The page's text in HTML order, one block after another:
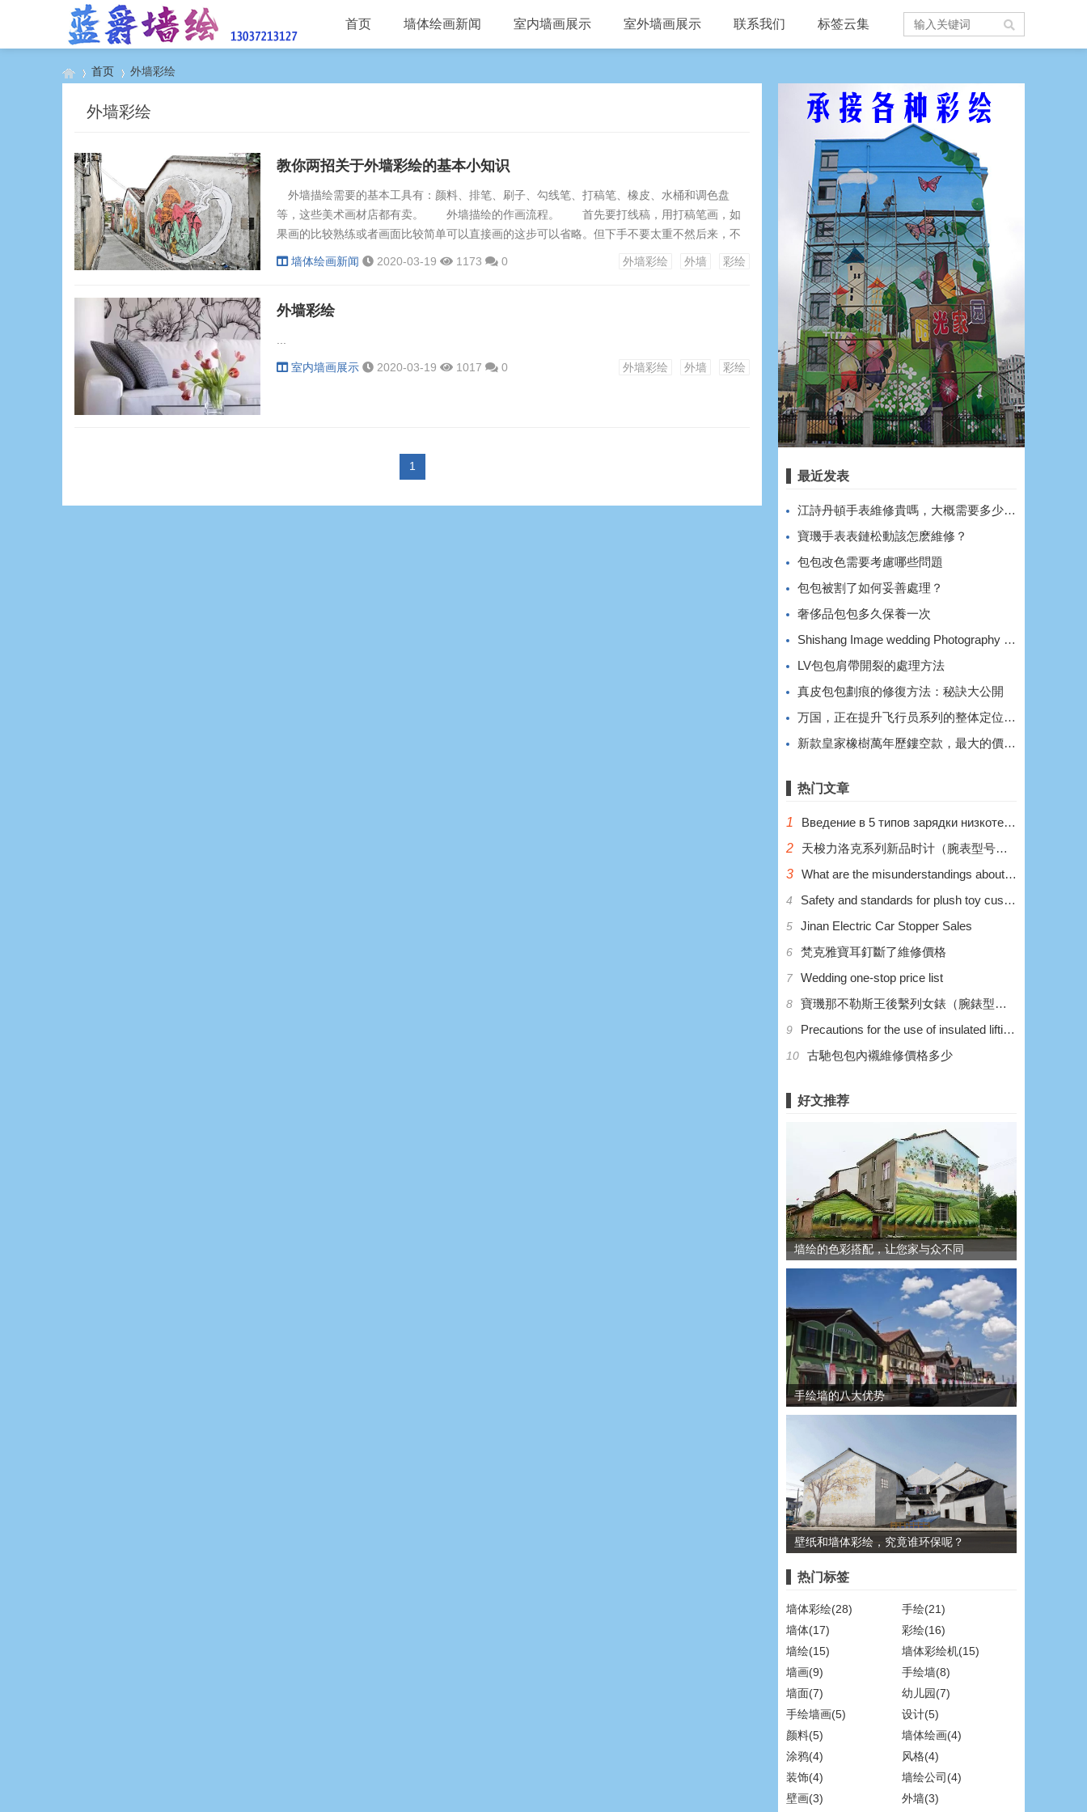
首页 墙体绘画新闻 室内墙画展示 室外墙画展示 联系我们 标签云集
首页 外墙彩绘
外墙彩绘
教你两招关于外墙彩绘的基本小知识
外墙描绘需要的基本工具有：颜料、排笔、刷子、勾线笔、打稿笔、橡皮、水桶和调色盘
等，这些美术画材店都有卖。 外墙描绘的作画流程。 首先要打线稿，用打稿笔画，如
果画的比较熟练或者画面比较简单可以直接画的这步可以省略。但下手不要太重不然后来，不
好擦的。 如果外墙描绘的是复杂的图案。打线稿前需要先定好位置。把画面要画的东西先
一定要打好型再画。 如果实在...
墙体绘画新闻 2020-03-19 1173 0 外墙彩绘 外墙 彩绘
外墙彩绘
室内墙画展示 2020-03-19 1017 0 外墙彩绘 外墙 彩绘
1
最近发表
​江詩丹頓手表維修貴嗎，大概需要多少費用？
​寶璣手表表鏈松動該怎麽維修？
​包包改色需要考慮哪些問題
​包包被割了如何妥善處理？
​奢侈品包包多久保養一次
Shishang Image wedding Photography shooting style and effect
​LV包包肩帶開裂的處理方法
​真皮包包劃痕的修復方法：秘訣大公開
万国，正在提升飞行员系列的整体定位和价格。
新款皇家橡樹萬年歷鏤空款，最大的價值在於鏤空。
热门文章
1
Введение в 5 типов зарядки низкотемпературных литиевых аккумуляторов
2
天梭力洛克系列新品时计（腕表型号：T006.407.22.033.00）
3 What are the misunderstandings about the wrong charging of low-temperature lithium batteries?
4 Safety and standards for plush toy customization
5 Jinan Electric Car Stopper Sales
6 梵克雅寶耳釘斷了維修價格
7 Wedding one-stop price list
8 寶璣那不勒斯王後繫列女錶（腕錶型號：8928BB/5P/944 DD0D）
9 Precautions for the use of insulated lifting platform
10 ​古馳包包內襯維修價格多少
好文推荐
墙绘的色彩搭配，让您家与众不同
手绘墙的八大优势
壁纸和墙体彩绘，究竟谁环保呢？
热门标签
墙体彩绘(28)
手绘(21)
墙体(17)
彩绘(16)
墙绘(15)
墙体彩绘机(15)
墙画(9)
手绘墙(8)
墙面(7)
幼儿园(7)
手绘墙画(5)
设计(5)
颜料(5)
墙体绘画(4)
涂鸦(4)
风格(4)
装饰(4)
墙绘公司(4)
壁画(3)
外墙(3)